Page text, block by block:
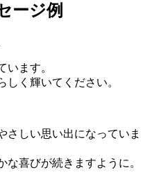
ージ例
います。
しく輝いてください。
さしい思い出になっていま
な喜びが続きますように。